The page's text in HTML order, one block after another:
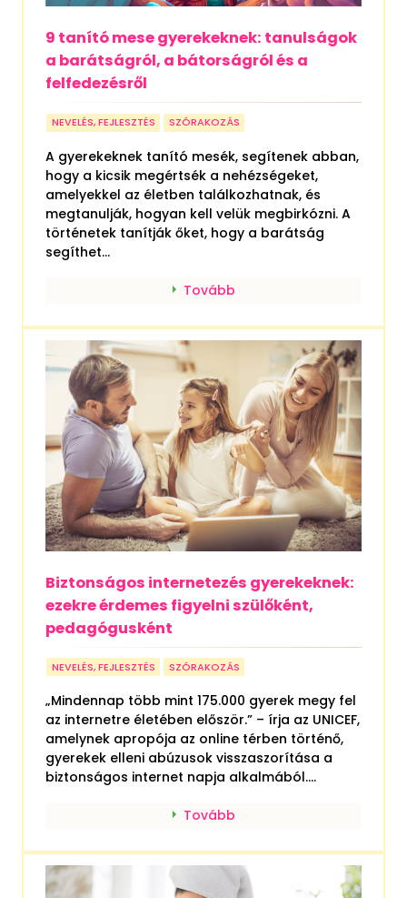
9 tanító mese gyerekeknek: tanulságok
a barátságról, a bátorságról és a
felfedezésről
NEVELÉS, FEJLESZTÉS SZÓRAKOZÁS
A gyerekeknek tanító mesék, segítenek abban,
hogy a kicsik megértsék a nehézségeket,
amelyekkel az életben találkozhatnak, és
megtanulják, hogyan kell velük megbirkózni. A
történetek tanítják őket, hogy a barátság
segíthet...
Tovább
Biztonságos internetezés gyerekeknek:
ezekre érdemes figyelni szülőként,
pedagógusként
NEVELÉS, FEJLESZTÉS SZÓRAKOZÁS
„Mindennap több mint 175.000 gyerek megy fel
az internetre életében először.” – írja az UNICEF,
amelynek apropója az online térben történő,
gyerekek elleni abúzusok visszaszorítása a
biztonságos internet napja alkalmából....
Tovább